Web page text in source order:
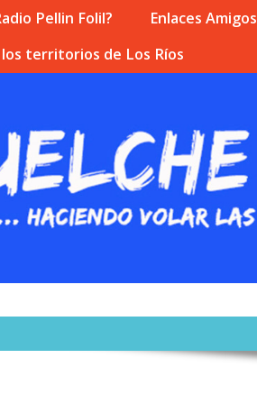
Pellin Folil? Enlaces Amigos
territorios de Los Ríos